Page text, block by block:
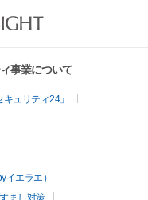
事業について
ュリティ24」
エラエ）
まし対策